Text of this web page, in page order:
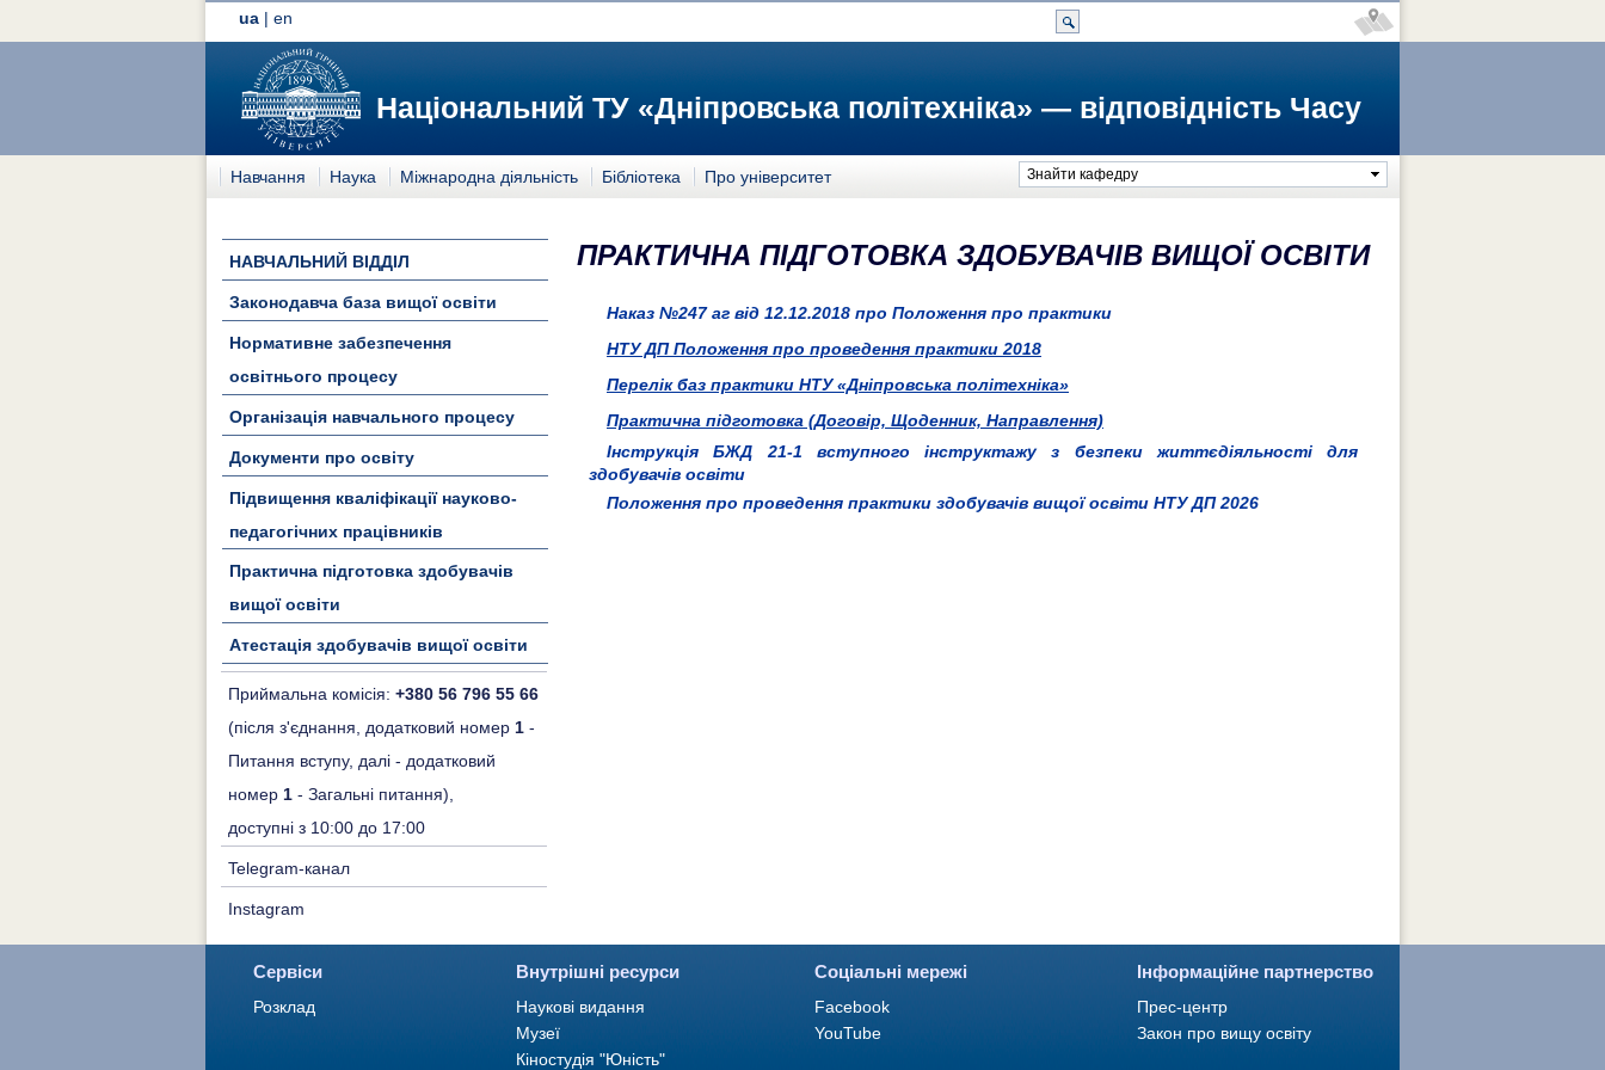
ua| en
Національний ТУ «Дніпровська політехніка» — відповідність Часу
Навчання Наука Міжнародна діяльність Бібліотека Про університет Знайти кафедру
НАВЧАЛЬНИЙ ВІДДІЛ
Законодавча база вищої освіти
Нормативне забезпечення
освітнього процесу
Організація навчального процесу
Документи про освіту
Підвищення кваліфікації науково-
педагогічних працівників
Практична підготовка здобувачів
вищої освіти
Атестація здобувачів вищої освіти
Приймальна комісія: +380 56 796 55 66
(після з'єднання, додатковий номер 1 -
Питання вступу, далі - додатковий
номер 1 - Загальні питання),
доступні з 10:00 до 17:00
Telegram-канал
Instagram
ПРАКТИЧНА ПІДГОТОВКА ЗДОБУВАЧІВ ВИЩОЇ ОСВІТИ
Наказ №247 аг від 12.12.2018 про Положення про практики
НТУ ДП Положення про проведення практики 2018
Перелік баз практики НТУ «Дніпровська політехніка»
Практична підготовка (Договір, Щоденник, Направлення)
Інструкція БЖД 21-1 вступного інструктажу з безпеки життєдіяльності для
здобувачів освіти
Положення про проведення практики здобувачів вищої освіти НТУ ДП 2026
Сервіси
Розклад
Внутрішні ресурси
Наукові видання
Музеї
Кіностудія "Юність"
Соціальні мережі
Facebook
YouTube
Інформаційне партнерство
Прес-центр
Закон про вищу освіту